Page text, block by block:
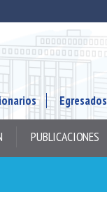
Egresados
PUBLICACIONES